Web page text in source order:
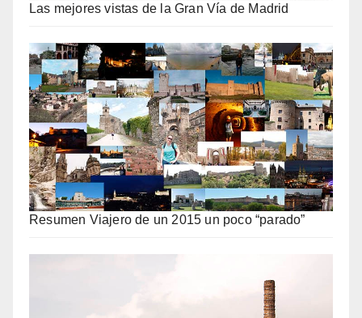
Las mejores vistas de la Gran Vía de Madrid
Resumen Viajero de un 2015 un poco “parado”